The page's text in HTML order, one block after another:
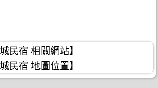
民宿 相關網站】
民宿 地圖位置】